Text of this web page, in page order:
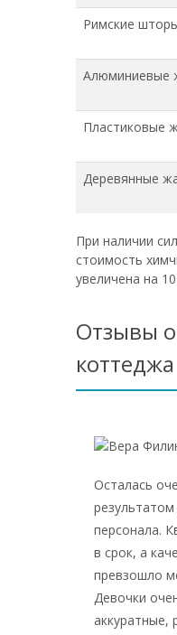
Римские
Алюминиевые
Пластиковые
Деревянные
При наличии
стоимость
увеличена на
Отзывы
Осталась
персонала.
в срок, а
превзошло
Девочки
аккуратные,